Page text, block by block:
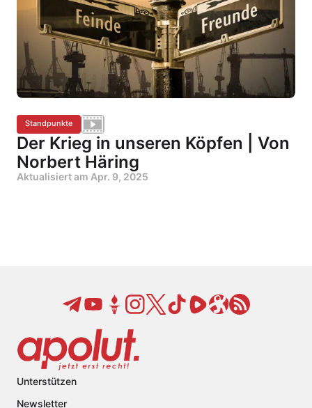
Standpunkte
Der Krieg in unseren Köpfen | Von
Norbert Häring
Aktualisiert am Apr. 9, 2025
Unterstützen
Newsletter